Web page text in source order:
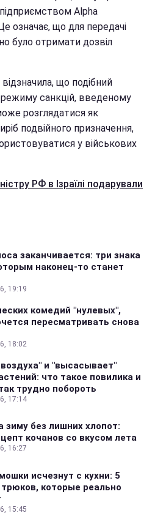
Alpha
означає, що для передачі
було отримати дозвіл
що подібний
санкцій, введеному
розглядатися як
подвійного призначення,
у військових
РФ в Ізраїлі подарували
заканчивается: три знака
наконец-то станет
19:19
комедий "нулевых",
пересматривать снова
18:02
и "высасывает"
что такое повилика и
трудно побороть
17:14
зиму без лишних хлопот:
кочанов со вкусом лета
16:27
исчезнут с кухни: 5
которые реально
15:45